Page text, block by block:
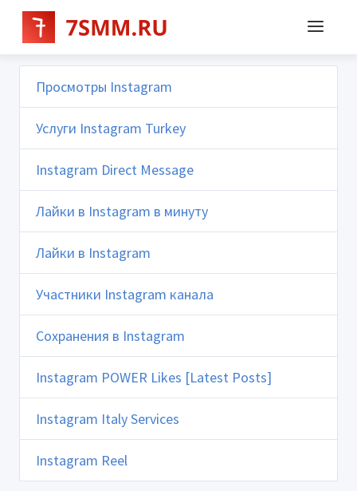
Просмотры Instagram
Услуги Instagram Turkey
Instagram Direct Message
Лайки в Instagram в минуту
Лайки в Instagram
Участники Instagram канала
Сохранения в Instagram
Instagram POWER Likes [Latest Posts]
Instagram Italy Services
Instagram Reel